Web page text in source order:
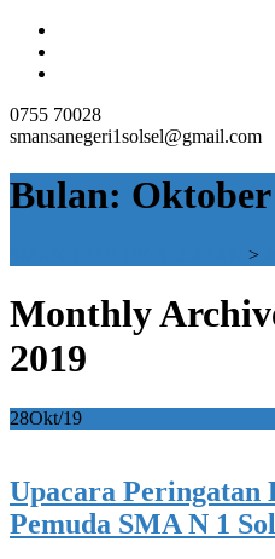
0755 70028
smansanegeri1solsel@gmail.com
Bulan: Oktober
>
Monthly
2019
28Okt/19
Upacara Peringatan
Pemuda SMA N 1